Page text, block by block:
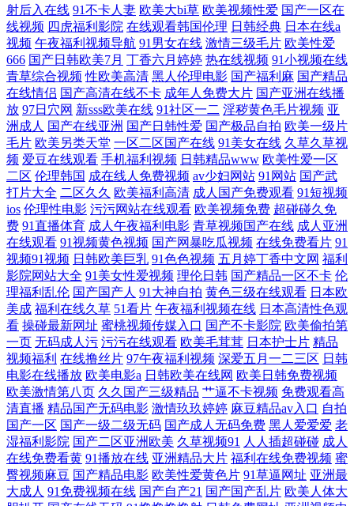
日韩综合另类 男人看的黄色毛片乱码 免费黄色网址在线观看 青青草国拍
2019 青娱乐官网 国产精品探花三区 人妻天天操性爱网站 三级小视频 深夜
福利在线免费观看 91Tv天堂传媒 91网站网址大全 91网视频在线观看 91夫
妻论坛 超碰av无码 www日日操网站 超碰黄色av 黑丝美女内射和集 久草资
源观看福利视频 麻豆黑料 免费在线观看蜜桃视频 亚洲无码免费看 蜜桃网
探花 伦理片网站 国产精品成人自拍 国产第3页 黄色91 bb美女 九九热在线
精品 福利姬视频在线观看 欧美人与兽a级网站 色情影院 草莓app视频 蜜桃
视频 麻豆性爱 黄色精东网站 国产第9页 国产精品福利小视频 9九热精视频
亚洲色官网 日韩精选91 人人妻人人骑 人人艹在线 人妻人人澡人人爽99 人
妻人摸 久久精国产品视频 人人操com 青青草在线伊人 人人草大香蕉 久草
视频亚洲 老湿机69 久久久久 黑丝91 传媒在线视频 www俺去也com 中文
字幕第六页 五月丁香精品在线 日本三区 日韩性交 人人操日本美女 欧美亚
射后入在线 91不卡人妻 欧美大bi草 欧美视频性爱 国产一区在
线视频 四虎福利影院 在线观看韩国伦理 日韩经典 日本在线a
视频 午夜福利视频导航 91男女在线 激情三级毛片 欧美性爱
666 国产日韩欧美7月 丁香六月婷婷 热在线视频 91小视频在线
青草综合视频 性欧美高清 黑人伦理电影 国产福利麻 国产精品
在线情侣 国产高清在线不卡 成年人免费大片 国产亚洲在线播
放 97日穴网 新sss欧美在线 91社区一二 淫秽黄色毛片视频 亚
洲成人 国产在线亚洲 国产日韩性爱 国产极品自拍 欧美一级片
毛片 欧美另类天堂 一区二区国产在线 91美女在线 久草久草视
频 爱豆在线观看 手机福利视频 日韩精品www 欧美性爱一区
二区 伦理韩国 成在线人免费视频 av少妇网站 91网站 国产武
打片大全 二区久久 欧美福利高清 成人国产免费观看 91短视频
ios 伦理性电影 污污网站在线观看 欧美视频免费 超碰碰久免
费 91直播体育 成人午夜福利电影 青草视频国产在线 成人亚洲
在线观看 91视频黄色视频 国产网暴吃瓜视频 在线免费看片 91
视频91视频 日韩欧美巨乳 91色色视频 五月婷丁香中文网 福利
影院网站大全 91美女性爱视频 理伦日韩 国产精品一区不卡 伦
理福利乱伦 国产国产人 91大神自拍 黄色三级在线观看 日本欧
美成 福利在线久草 51看片 午夜福利视频在线 日本高清性色观
看 操碰最新网址 蜜桃视频传媒入口 国产不卡影院 欧美偷拍第
一页 无码成人污 污污在线观看 欧美毛茸茸 日本护士片 精品
视频福利 在线撸丝片 97午夜福利视频 深爱五月一二三区 日韩
电影在线播放 欧美电影a 日韩欧美在线网 欧美日韩免费视频
欧美激情第八页 久久国产三级精品 艹逼不卡视频 免费观看高
清直播 精品国产无码电影 激情玖玖婷婷 麻豆精品av入口 自拍
国产一区 国产一级二级无码 国产成人无码免费 黑人爱爱爱 老
湿福利影院 国产二区亚洲欧美 久草视频91 人人插超碰碰 成人
在线免费看黄 91播放在线 亚洲精品大片 福利在线免费视频 蜜
臀视频麻豆 国产精品电影 欧美性爱黄色片 91草逼网址 亚洲最
大成人 91免费视频在线 国产自产21 国产国产乱片 欧美人体大